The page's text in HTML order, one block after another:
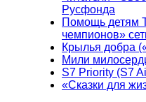
Русфонда
Помощь детям
чемпионов»
Крылья добра
Мили
S7 Priority (S7
«Сказки для